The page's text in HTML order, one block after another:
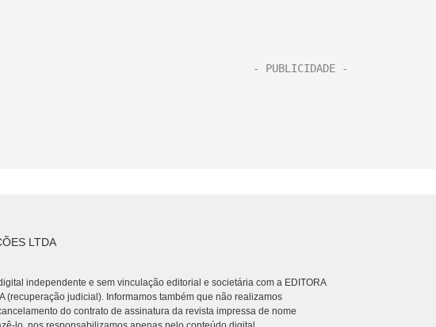
LTDA
independente e sem vinculação editorial e societária com a EDITORA
(recuperação judicial). Informamos também que não realizamos
do contrato de assinatura da revista impressa de nome